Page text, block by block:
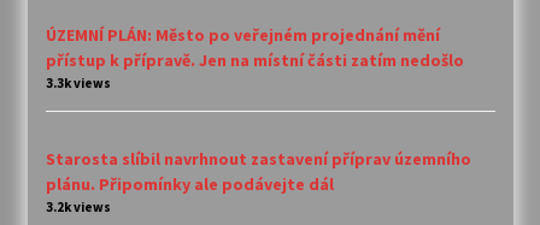
ÚZEMNÍ PLÁN: Město po veřejném projednání mění
přístup k přípravě. Jen na místní části zatím nedošlo
3.3k views
Starosta slíbil navrhnout zastavení příprav územního
plánu. Připomínky ale podávejte dál
3.2k views